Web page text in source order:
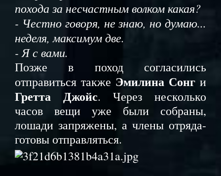
похода за несчастным волком какая?
- Честно говоря, не знаю, но думаю...
неделя, максимум две.
- Я с вами.
Позже в поход согласились
отправиться также Эмилина Сонг и
Гретта Джойс. Через несколько
часов вещи уже были собраны,
лошади запряжены, а члены отряда-
готовы отправляться.